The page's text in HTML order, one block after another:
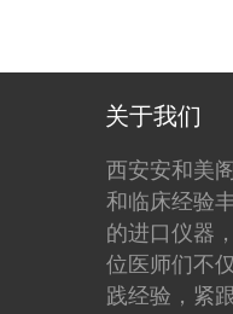
关于我们
西安安和美
和临床经验
的进口仪器
位医师们不
践经验，紧